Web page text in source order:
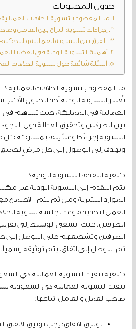
جدول المحتويات
ما المقصود بـتسوية الخلافات
إجراءات تسوية النزاع بين العامل
الفرق بين التسوية العمالية
أهمية التسوية الودية في القضايا
أسئلة شائعة حول تسوية الخلافات
ما المقصود بـتسوية الخلافات العمالية؟
تُعتبر التسوية الودية أحد الحلول الأكثر
العمالية في المملكة، حيث تساهم في
بين الطرفين وتحقيق العدالة دون
التسوية إجراءً طوعياً يتم بمشاركة
ويهدف إلى الوصول إلى حل مرضٍ لجميع
كيفية التقدم للتسوية الودية؟
يتم التقدم إلى التسوية الودية عبر
الموارد البشرية ومن ثم يتم
العمل لتحديد موعد لجلسة تسوية
الطرفين. حيث يسعى الوسيط إلى
الطرفين وتشجيعهم على التوصل إلى
تم التوصل إلى اتفاق، يتم توثيقه رسمياً.
كيفية تنفيذ التسوية العمالية في
تنفيذ التسوية العمالية في
صاحب العمل والعامل اتباعها:
توثيق الاتفاق: يجب توثيق